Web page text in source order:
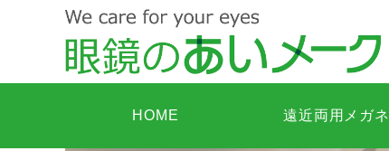
HOME 遠近両用メガネ